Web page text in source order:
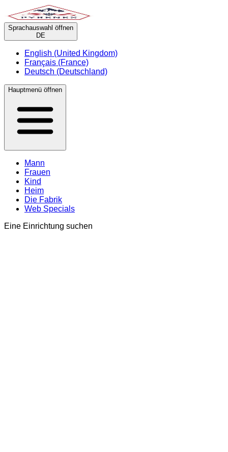
Sprachauswahl öffnen
DE
English (United Kingdom)
Français (France)
Deutsch (Deutschland)
Hauptmenü öffnen
Mann
Frauen
Kind
Heim
Die Fabrik
Web Specials
Eine Einrichtung suchen